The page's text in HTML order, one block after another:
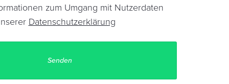
zum Umgang mit Nutzerdaten
Datenschutzerklärung